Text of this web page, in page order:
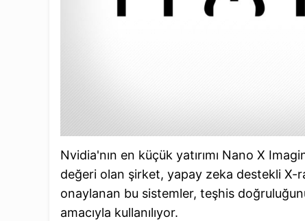
Nvidia'nın en küçük yatırımı Nano X
değeri olan şirket, yapay zeka destekli X-
onaylanan bu sistemler, teşhis
amacıyla kullanılıyor.